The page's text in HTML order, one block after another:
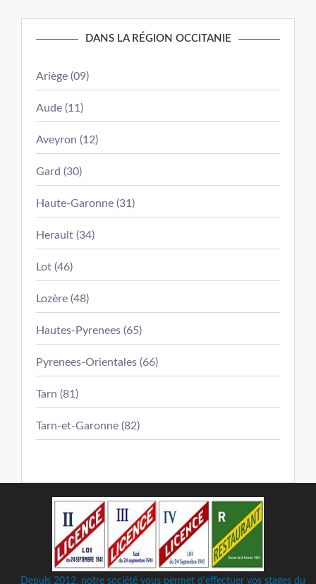
DANS LA RÉGION OCCITANIE
Ariège (09)
Aude (11)
Aveyron (12)
Gard (30)
Haute-Garonne (31)
Herault (34)
Lot (46)
Lozère (48)
Hautes-Pyrenees (65)
Pyrenees-Orientales (66)
Tarn (81)
Tarn-et-Garonne (82)
Depuis 2012, notre société vous permet d'effectuer vos stages du